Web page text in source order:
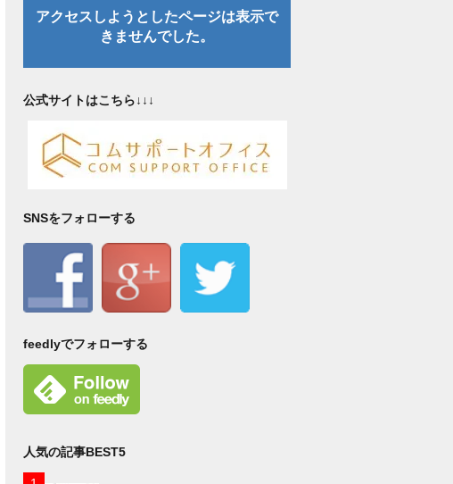
公式サイトはこちら↓↓↓
SNSをフォローする
feedlyでフォローする
人気の記事BEST5